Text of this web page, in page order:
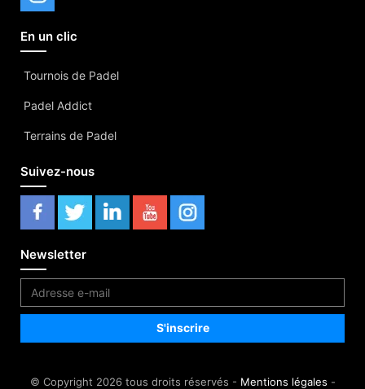
En un clic
Tournois de Padel
Padel Addict
Terrains de Padel
Suivez-nous
Newsletter
© Copyright 2026 tous droits réservés - Mentions légales -